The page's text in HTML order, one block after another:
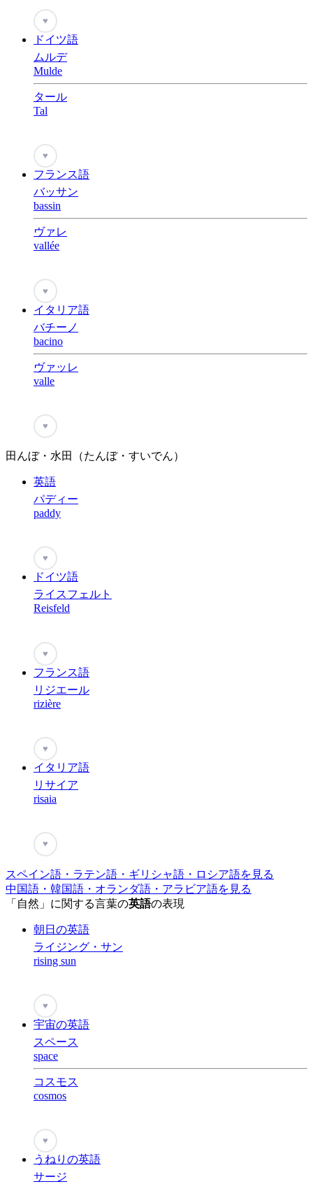
♥
ドイツ語
ムルデ
Mulde
タール
Tal
♥
フランス語
バッサン
bassin
ヴァレ
vallée
♥
イタリア語
バチーノ
bacino
ヴァッレ
valle
♥
田んぼ・水田（たんぼ・すいでん）
英語
パディー
paddy
♥
ドイツ語
ライスフェルト
Reisfeld
♥
フランス語
リジエール
rizière
♥
イタリア語
リサイア
risaia
♥
スペイン語・ラテン語・ギリシャ語・ロシア語を見る
中国語・韓国語・オランダ語・アラビア語を見る
「自然」に関する言葉の英語の表現
朝日の英語
ライジング・サン
rising sun
♥
宇宙の英語
スペース
space
コスモス
cosmos
♥
うねりの英語
サージ